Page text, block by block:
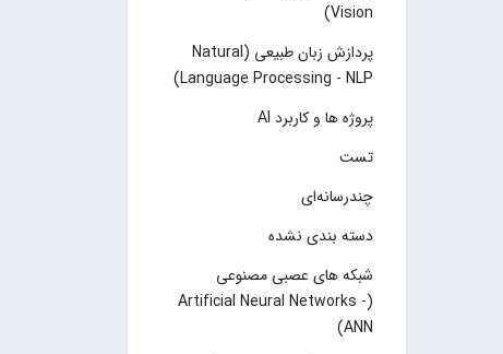
Vision)
پردازش زبان طبیعی (Natural
Language Processing - NLP)
پروژه ها و کاربرد AI
تست
چند‌‌رسانه‌ای
دسته بندی نشده
شبکه های عصبی مصنوعی
(Artificial Neural Networks -
ANN)